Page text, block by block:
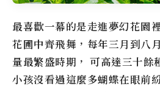
最喜歡一幕的是走進夢幻花園
花圃中齊飛舞，每年三月到八
量最繁盛時期， 可高達三十餘
小孩沒看過這麼多蝴蝶在眼前